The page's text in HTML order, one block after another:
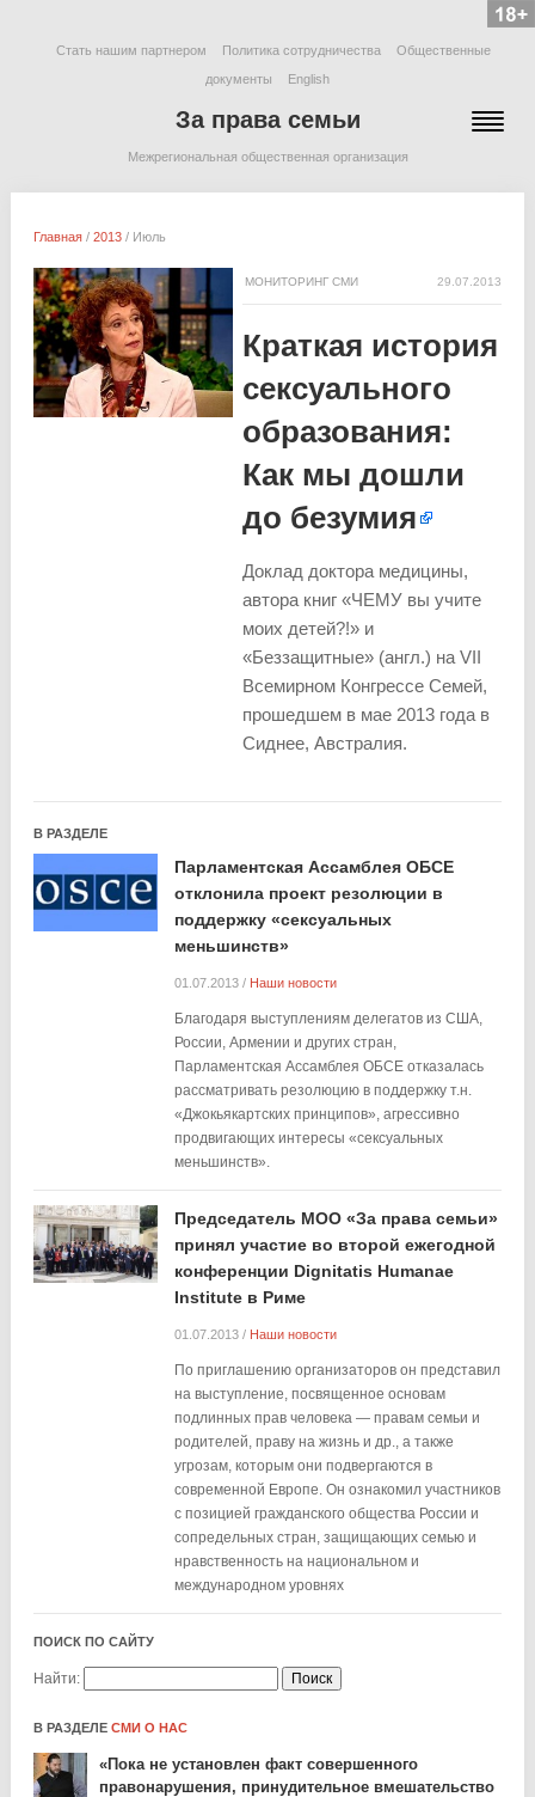
Стать нашим партнером Политика сотрудничества
Общественные
документы
English
За права семьи
Межрегиональная общественная организация
Главная/ 2013/ Июль
29.07.2013
МОНИТОРИНГ СМИ
Краткая история
сексуального
образования:
Как мы дошли
до безумия
Доклад доктора медицины,
автора книг «ЧЕМУ вы учите
моих детей?!» и
«Беззащитные» (англ.) на VII
Всемирном Конгрессе Семей,
прошедшем в мае 2013 года в
Сиднее, Австралия.
В РАЗДЕЛЕ
Парламентская Ассамблея ОБСЕ
отклонила проект резолюции в
поддержку «сексуальных
меньшинств»
01.07.2013/ Наши новости
Благодаря выступлениям делегатов из США,
России, Армении и других стран,
Парламентская Ассамблея ОБСЕ отказалась
рассматривать резолюцию в поддержку т.н.
«Джокьякартских принципов», агрессивно
продвигающих интересы «сексуальных
меньшинств».
Председатель МОО «За права семьи»
принял участие во второй ежегодной
конференции Dignitatis Humanae
Institute в Риме
01.07.2013/ Наши новости
По приглашению организаторов он представил
на выступление, посвященное основам
подлинных прав человека — правам семьи и
родителей, праву на жизнь и др., а также
угрозам, которым они подвергаются в
современной Европе. Он ознакомил участников
с позицией гражданского общества России и
сопредельных стран, защищающих семью и
нравственность на национальном и
международном уровнях
ПОИСК ПО САЙТУ
Найти:
В РАЗДЕЛЕ СМИ О НАС
«Пока не установлен факт совершенного
правонарушения, принудительное вмешательство